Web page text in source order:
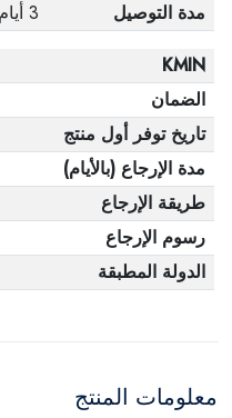
مدة التوصيل
3 أيام
KMIN
الضمان
تاريخ توفر أول منتج
مدة الإرجاع (بالأيام)
طريقة الإرجاع
رسوم الإرجاع
الدولة المطبقة
معلومات المنتج